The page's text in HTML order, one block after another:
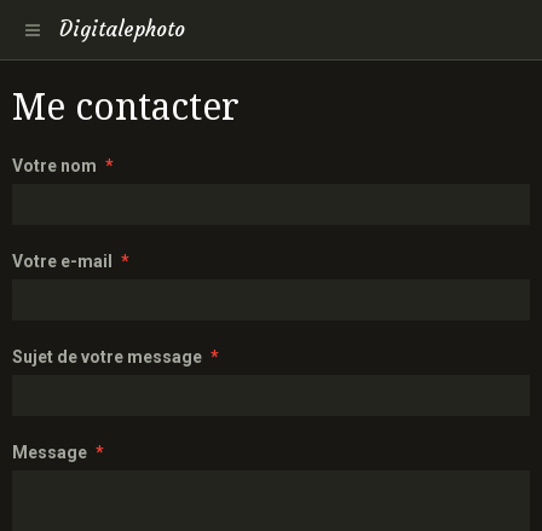
Digitalephoto
Me contacter
Votre nom
Votre e-mail
Sujet de votre message
Message